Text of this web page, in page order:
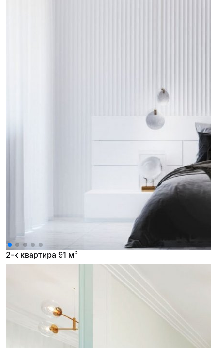
2-к квартира 91 м²